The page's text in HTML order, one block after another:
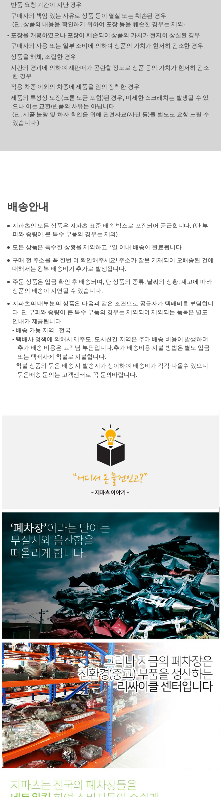
- 반품 요청 기간이 지난 경우
- 구매자의 책임 있는 사유로 상품 등이 멸실 또는 훼손된 경우
(단, 상품의 내용을 확인하기 위하여 포장 등을 훼손한 경우는 제외)
- 포장을 개봉하였으나 포장이 훼손되어 상품의 가치가 현저히 상실된 경우
- 구매자의 사용 또는 일부 소비에 의하여 상품의 가치가 현저히 감소한 경우
- 상품을 해체, 조립한 경우
- 시간의 경과에 의하여 재판매가 곤란할 정도로 상품 등의 가치가 현저히 감소
한 경우
- 적용 차종 이외의 차종에 제품을 임의 장착한 경우
- 제품의 특성상 도장(크롬 도금 포함)된 경우, 미세한 스크래치는 발생될 수 있
으나 이는 교환/반품의 사유는 아닙니다.
(단, 제품 불량 및 하자 확인을 위해 관련자료(사진 등)를 별도로 요청 드릴 수
있습니다.)
배송안내
지파츠의 모든 상품은 지파츠 표준 배송 박스로 포장되어 공급합니다. (단 부
피와 중량이 큰 특수 부품의 경우는 제외)
모든 상품은 특수한 상황을 제외하고 7일 이내 배송이 완료됩니다.
구매 전 주소를 꼭 한번 더 확인해주세요! 주소가 잘못 기재되어 오배송된 건에
대해서는 왕복 배송비가 추가로 발생됩니다.
주문 상품은 입금 확인 후 배송되며, 단 상품의 종류, 날씨의 상황, 재고에 따라
상품의 배송이 지연될 수 있습니다.
지파츠의 대부분의 상품은 다음과 같은 조건으로 공급자가 택배비를 부담합니
다. 단 부피와 중량이 큰 특수 부품의 경우는 제외되며 제외되는 품목은 별도
안내가 제공됩니다.
- 배송 가능 지역 : 전국
- 택배사 정책에 의해서 제주도, 도서산간 지역은 추가 배송 비용이 발생하며
추가 배송 비용은 고객님 부담입니다.추가 배송비용 지불 방법은 별도 입금
또는 택배사에 착불로 지불합니다.
- 착불 상품의 묶음 배송 시 발송지가 상이하여 배송비가 각각 나올수 있으니
묶음배송 문의는 고객센터로 꼭 문의바랍니다.